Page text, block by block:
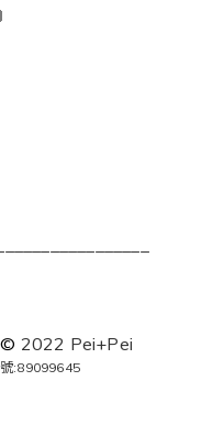
© 2022 Pei+Pei
:89099645